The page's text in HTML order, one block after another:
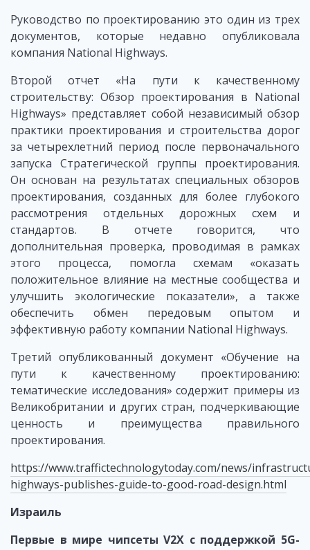
Руководство по проектированию это один из трех
документов, которые недавно опубликовала
компания National Highways.
Второй отчет «На пути к качественному
строительству: Обзор проектирования в National
Highways» представляет собой независимый обзор
практики проектирования и строительства дорог
за четырехлетний период после первоначального
запуска Стратегической группы проектирования.
Он основан на результатах специальных обзоров
проектирования, созданных для более глубокого
рассмотрения отдельных дорожных схем и
стандартов. В отчете говорится, что
дополнительная проверка, проводимая в рамках
этого процесса, помогла схемам «оказать
положительное влияние на местные сообщества и
улучшить экологические показатели», а также
обеспечить обмен передовым опытом и
эффективную работу компании National Highways.
Третий опубликованный документ «Обучение на
пути к качественному проектированию:
тематические исследования» содержит примеры из
Великобритании и других стран, подчеркивающие
ценность и преимущества правильного
проектирования.
https://www.traffictechnologytoday.com/news/
highways-publishes-guide-to-good-road-design.html
Израиль
Первые в мире чипсеты V2X с поддержкой 5G-